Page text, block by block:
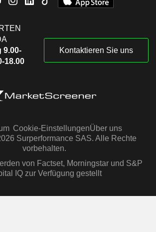
9.00-
18.00
Kontaktieren Sie uns
Cookie-EinstellungenÜber uns
Surperformance SAS. Alle Rechte
vorbehalten.
von Factset, Morningstar und S&P
IQ zur Verfügung gestellt